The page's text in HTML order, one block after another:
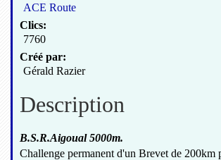
ACE Route
Clics:
7760
Créé par:
Gérald Razier
Description
B.S.R.Aigoual 5000m.
Challenge permanent d'un Brevet de 200km